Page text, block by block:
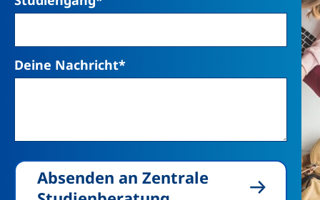
Deine Nachricht*
Absenden an Zentrale